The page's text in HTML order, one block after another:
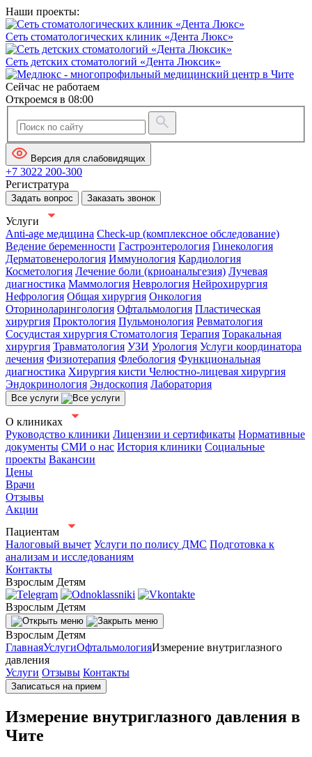
Наши проекты:
Сеть стоматологических клиник «Дента Люкс»
Сеть детских стоматологий «Дента Люксик»
Сейчас не работаем
Откроемся в 08:00
Версия для слабовидящих
+7 3022 200-300
Регистратура
Задать вопрос Заказать звонок
Услуги
Anti-age медицина Check-up (комплексное обследование)
Ведение беременности Гастроэнтерология Гинекология
Дерматовенерология Иммунология Кардиология
Косметология Лечение боли (криоанальгезия) Лучевая
диагностика Маммология Неврология Нейрохирургия
Нефрология Общая хирургия Онкология
Оториноларингология Офтальмология Пластическая
хирургия Проктология Пульмонология Ревматология
Сосудистая хирургия Стоматология Терапия Торакальная
хирургия Травматология УЗИ Урология Услуги координатора
лечения Физиотерапия Флебология Функциональная
диагностика Хирургия кисти Челюстно-лицевая хирургия
Эндокринология Эндоскопия Лаборатория
Все услуги
О клиниках
Руководство клиники Лицензии и сертификаты Нормативные
документы СМИ о нас История клиники Социальные
проекты Вакансии
Цены
Врачи
Отзывы
Акции
Пациентам
Налоговый вычет Услуги по полису ДМС Подготовка к
анализам и исследованиям
Контакты
Взрослым Детям
Взрослым Детям
Взрослым Детям
ГлавнаяУслугиОфтальмологияИзмерение внутриглазного
давления
Услуги Отзывы Контакты
Записаться на прием
Измерение внутриглазного давления в
Чите